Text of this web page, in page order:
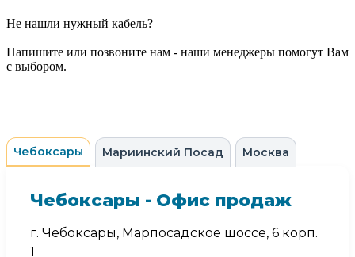
Не нашли нужный кабель?
Напишите или позвоните нам - наши менеджеры помогут Вам
с выбором.
Чебоксары Мариинский Посад Москва
Чебоксары - Офис продаж
г. Чебоксары, Марпосадское шоссе, 6 корп.
1